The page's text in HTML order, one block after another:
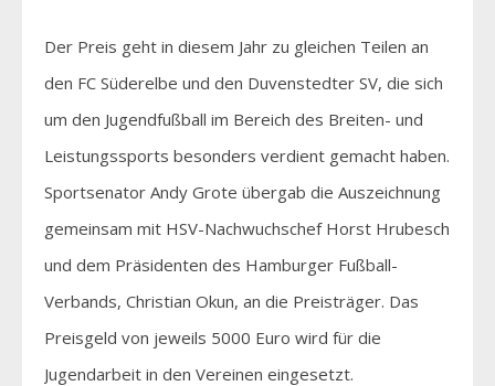
Der Preis geht in diesem Jahr zu gleichen Teilen an
den FC Süderelbe und den Duvenstedter SV, die sich
um den Jugendfußball im Bereich des Breiten- und
Leistungssports besonders verdient gemacht haben.
Sportsenator Andy Grote übergab die Auszeichnung
gemeinsam mit HSV-Nachwuchschef Horst Hrubesch
und dem Präsidenten des Hamburger Fußball-
Verbands, Christian Okun, an die Preisträger. Das
Preisgeld von jeweils 5000 Euro wird für die
Jugendarbeit in den Vereinen eingesetzt.